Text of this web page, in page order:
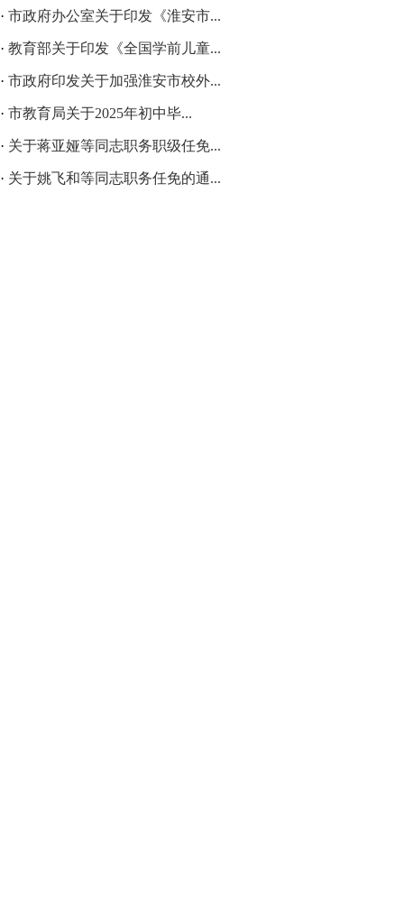
· 市政府办公室关于印发《淮安市...
· 教育部关于印发《全国学前儿童...
· 市政府印发关于加强淮安市校外...
· 市教育局关于2025年初中毕...
· 关于蒋亚娅等同志职务职级任免...
· 关于姚飞和等同志职务任免的通...